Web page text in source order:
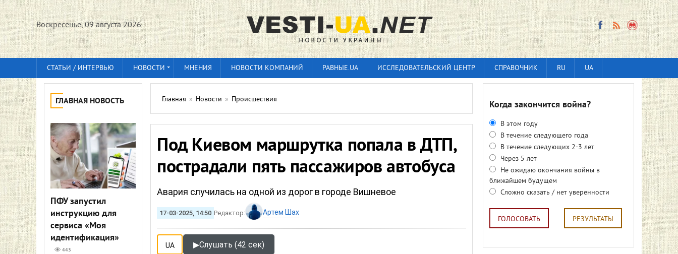
Воскресенье, 09 августа 2026
СТАТЬИ / ИНТЕРВЬЮ НОВОСТИ МНЕНИЯ НОВОСТИ КОМПАНИЙ РАВНЫЕ.UA ИССЛЕДОВАТЕЛЬСКИЙ ЦЕНТР СПРАВОЧНИК RU UA
ГЛАВНАЯ НОВОСТЬ
ПФУ запустил
инструкцию для
сервиса «Моя
идентификация»
443
Главная » Новости » Происшествия
Под Киевом маршрутка попала в ДТП,
пострадали пять пассажиров автобуса
Авария случилась на одной из дорог в городе Вишневое
17-03-2025, 14:50 Редактор: Артем Шах
UA ▶Слушать (42 сек)
Когда закончится война?
В этом году
В течение следующего года
В течение следующих 2-3 лет
Через 5 лет
Не ожидаю окончания войны в
ближайшем будущем
Сложно сказать / нет уверенности
ГОЛОСОВАТЬ РЕЗУЛЬТАТЫ